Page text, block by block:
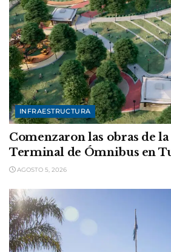
INFRAESTRUCTURA
Comenzaron las obras de
Terminal de Ómnibus en
AGOSTO 5, 2026